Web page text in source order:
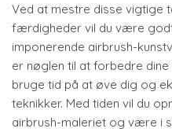
Ved at mestre disse vigtige
færdigheder vil du være
imponerende airbrush-
er nøglen til at forbedre
bruge tid på at øve dig og
teknikker. Med tiden vil du
airbrush-maleriet og være i